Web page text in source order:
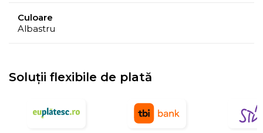
meteorologice, cum ar fi umiditatea, temperatura, etc.
- Culorile prezentate pot avea unele variatii in
tesaturilor decorative, tapiteriilor si huselor pentru
mobilier. Creativitatea, designul, inovatia si calitatea
Culoare
Albastru
Soluții flexibile de plată